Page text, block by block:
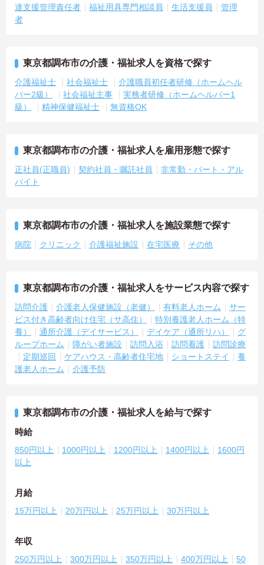
達支援管理責任者
福祉用具専門相談員 生活支援員
管理
者
東京都調布市の介護・福祉求人を資格で探す
介護福祉士 社会福祉士
介護職員初任者研修（ホームヘル
パー2級）
社会福祉主事
実務者研修（ホームヘルパー1
級）
精神保健福祉士 無資格OK
東京都調布市の介護・福祉求人を雇用形態で探す
正社員(正職員) 契約社員・嘱託社員
非常勤・パート・アル
バイト
東京都調布市の介護・福祉求人を施設業態で探す
病院 クリニック 介護福祉施設 在宅医療 その他
東京都調布市の介護・福祉求人をサービス内容で探す
訪問介護 介護老人保健施設（老健） 有料老人ホーム
サー
ビス付き高齢者向け住宅（サ高住）
特別養護老人ホーム（特
養）
通所介護（デイサービス） デイケア（通所リハ）
グ
ループホーム
障がい者施設 訪問入浴 訪問看護
訪問診療
定期巡回
ケアハウス・高齢者住宅地 ショートステイ
養
護老人ホーム
介護予防
東京都調布市の介護・福祉求人を給与で探す
時給
850円以上 1000円以上 1200円以上 1400円以上
1600円
以上
月給
15万円以上 20万円以上 25万円以上 30万円以上
年収
250万円以上 300万円以上 350万円以上 400万円以上
50